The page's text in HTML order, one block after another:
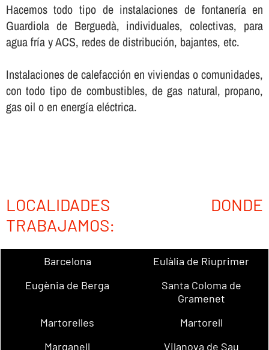
Hacemos todo tipo de instalaciones de fontanerí­a en
Guardiola de Berguedà, individuales, colectivas, para
agua frí­a y ACS, redes de distribución, bajantes, etc.
Instalaciones de calefacción en viviendas o comunidades,
con todo tipo de combustibles, de gas natural, propano,
gas oil o en energí­a eléctrica.
LOCALIDADES DONDE
TRABAJAMOS:
Barcelona
Eulàlia de Riuprimer
Eugènia de Berga
Santa Coloma de
Gramenet
Martorelles
Martorell
Marganell
Vilanova de Sau